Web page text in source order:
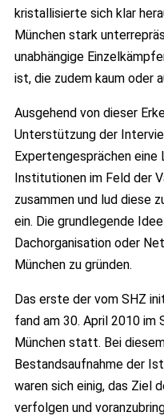
kristallisierte sich klar
München stark
unabhängige
ist, die zudem kaum oder
Ausgehend von dieser
Unterstützung der
Expertengesprächen eine
Institutionen im Feld der
zusammen und lud diese
ein. Die grundlegende
Dachorganisation oder
München zu gründen.
Das erste der vom SHZ
fand am 30. April 2010 im
München statt. Bei
Bestandsaufnahme der
waren sich einig, das Ziel
verfolgen und